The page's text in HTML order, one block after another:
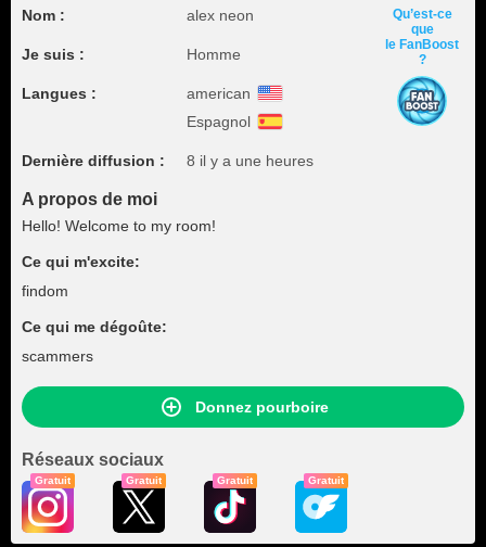
Nom : alex neon
Je suis : Homme
Langues :
american
Espagnol
Dernière diffusion : 8 il y a une heures
Qu’est-ce
que
le FanBoost
?
A propos de moi
Hello! Welcome to my room!
Ce qui m'excite:
findom
Ce qui me dégoûte:
scammers
Donnez pourboire
Réseaux sociaux
Gratuit Gratuit Gratuit Gratuit